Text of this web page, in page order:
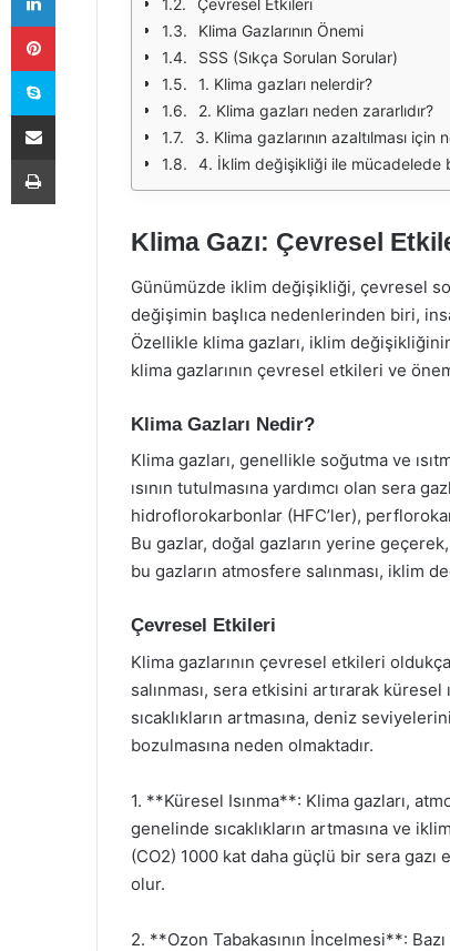
Çevresel Etkileri
Klima Gazlarının Önemi
SSS (Sıkça Sorulan Sorular)
1. Klima gazları nelerdir?
2. Klima gazları neden zararlıdır?
3. Klima gazlarının azaltılması için
4. İklim değişikliği ile mücadelede
Klima Gazı: Çevresel
Günümüzde iklim değişikliği, çevresel
değişimin başlıca nedenlerinden biri,
Özellikle klima gazları, iklim
klima gazlarının çevresel etkileri ve
Klima Gazları Nedir?
Klima gazları, genellikle soğutma ve
ısının tutulmasına yardımcı olan sera
hidroflorokarbonlar (HFC’ler),
Bu gazlar, doğal gazların yerine
bu gazların atmosfere salınması, iklim
Çevresel Etkileri
Klima gazlarının çevresel etkileri
salınması, sera etkisini artırarak küresel
sıcaklıkların artmasına, deniz
bozulmasına neden olmaktadır.
1. **Küresel Isınma**: Klima gazları,
genelinde sıcaklıkların artmasına ve
(CO2) 1000 kat daha güçlü bir sera
olur.
2. **Ozon Tabakasının İncelmesi**:
Pinterest
Skype
E-Posta ile paylaş